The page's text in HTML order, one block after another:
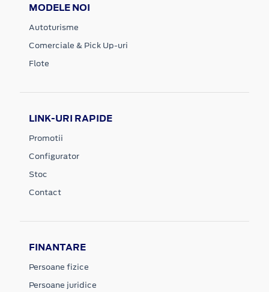
MODELE NOI
Autoturisme
Comerciale & Pick Up-uri
Flote
LINK-URI RAPIDE
Promotii
Configurator
Stoc
Contact
FINANTARE
Persoane fizice
Persoane juridice